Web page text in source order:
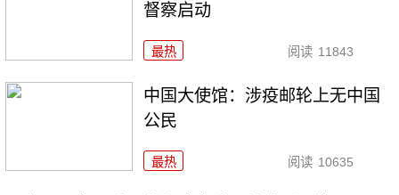
督察启动
最热 阅读 11843
中国大使馆：涉疫邮轮上无中国
公民
最热 阅读 10635